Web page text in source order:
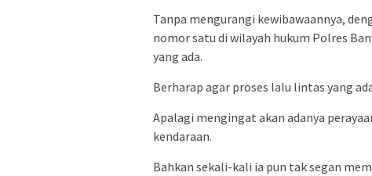
Tanpa mengurangi kewibawaannya,
nomor satu di wilayah hukum Polres
yang ada.
Berharap agar proses lalu lintas yang
Apalagi mengingat akan adanya
kendaraan.
Bahkan sekali-kali ia pun tak segan